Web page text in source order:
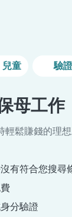
兒童 驗
母工作
輕鬆賺錢的理
有符合您搜尋
分驗證